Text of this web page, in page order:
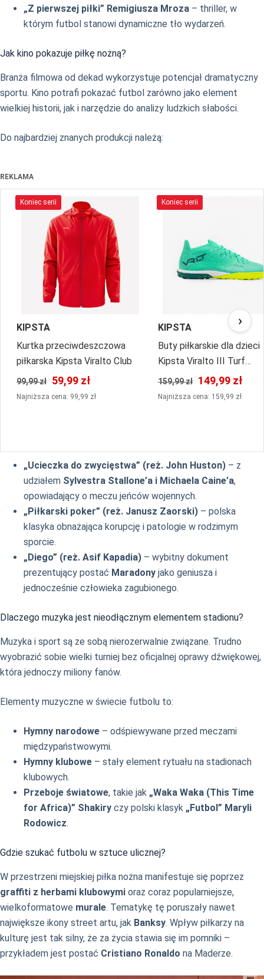
„Z pierwszej piłki” Remigiusza Mroza – thriller, w
którym futbol stanowi dynamiczne tło wydarzeń.
Jak kino pokazuje piłkę nożną?
Branża filmowa od dekad wykorzystuje potencjał dramatyczny
sportu. Kino potrafi pokazać futbol zarówno jako element
wielkiej historii, jak i narzędzie do analizy ludzkich słabości.
Do najbardziej znanych produkcji należą:
REKLAMA
Koniec serii
KIPSTA
Kurtka przeciwdeszczowa
piłkarska Kipsta Viralto Club
99,99 zł 59,99 zł
Najniższa cena: 99,99 zł
Koniec serii
KIPSTA
Buty piłkarskie dla dzieci
Kipsta Viralto III Turf
sznurowane
159,99 zł 149,99 zł
Najniższa cena: 159,99 zł
›
„Ucieczka do zwycięstwa” (reż. John Huston) – z
udziałem Sylvestra Stallone’a i Michaela Caine’a,
opowiadający o meczu jeńców wojennych.
„Piłkarski poker” (reż. Janusz Zaorski) – polska
klasyka obnażająca korupcję i patologie w rodzimym
sporcie.
„Diego” (reż. Asif Kapadia) – wybitny dokument
prezentujący postać Maradony jako geniusza i
jednocześnie człowieka zagubionego.
Dlaczego muzyka jest nieodłącznym elementem stadionu?
Muzyka i sport są ze sobą nierozerwalnie związane. Trudno
wyobrazić sobie wielki turniej bez oficjalnej oprawy dźwiękowej,
która jednoczy miliony fanów.
Elementy muzyczne w świecie futbolu to:
Hymny narodowe – odśpiewywane przed meczami
międzypaństwowymi.
Hymny klubowe – stały element rytuału na stadionach
klubowych.
Przeboje światowe, takie jak „Waka Waka (This Time
for Africa)” Shakiry czy polski klasyk „Futbol” Maryli
Rodowicz.
Gdzie szukać futbolu w sztuce ulicznej?
W przestrzeni miejskiej piłka nożna manifestuje się poprzez
graffiti z herbami klubowymi oraz coraz popularniejsze,
wielkoformatowe murale. Tematykę tę poruszały nawet
największe ikony street artu, jak Banksy. Wpływ piłkarzy na
kulturę jest tak silny, że za życia stawia się im pomniki –
przykładem jest postać Cristiano Ronaldo na Maderze.